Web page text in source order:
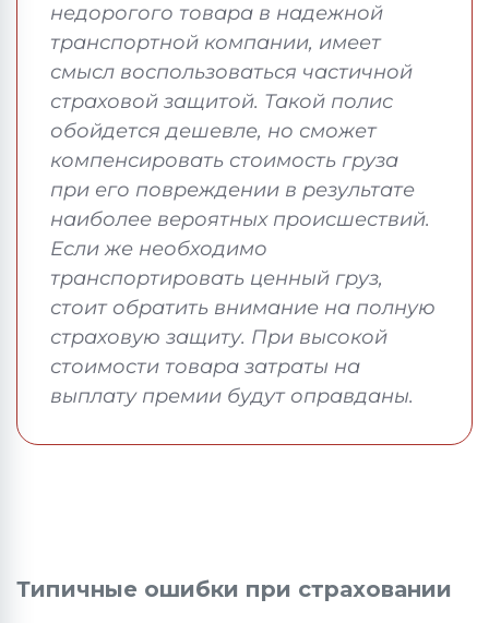
недорогого товара в надежной
транспортной компании, имеет
смысл воспользоваться частичной
страховой защитой. Такой полис
обойдется дешевле, но сможет
компенсировать стоимость груза
при его повреждении в результате
наиболее вероятных происшествий.
Если же необходимо
транспортировать ценный груз,
стоит обратить внимание на полную
страховую защиту. При высокой
стоимости товара затраты на
выплату премии будут оправданы.
Типичные ошибки при страховании